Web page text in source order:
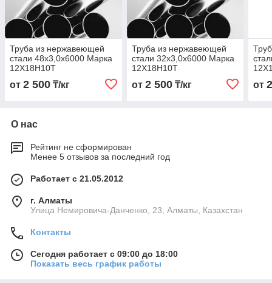
Труба из нержавеющей
стали 48х3,0х6000 Марка
12Х18Н10Т
от 2 500 ₸/кг
Труба из нержавеющей
стали 32х3,0х6000 Марка
12Х18Н10Т
от 2 500₸/кг от
О нас
Рейтинг не сформирован
Менее 5 отзывов за последний год
Работает с 21.05.2012
г. Алматы
Улица Немировича-Данченко, 23, Алматы, Казахстан
Контакты
Сегодня работает с 09:00 до 18:00
Показать весь график работы